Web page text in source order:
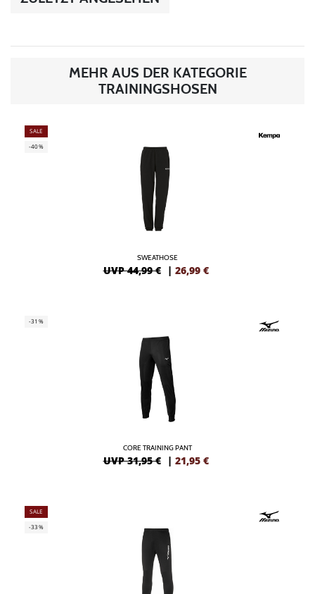
MEHR AUS DER KATEGORIE
TRAININGSHOSEN
SALE
-40%
SWEATHOSE
UVP 44,99 € | 26,99 €
-31%
CORE TRAINING PANT
UVP 31,95 € | 21,95 €
SALE
-33%